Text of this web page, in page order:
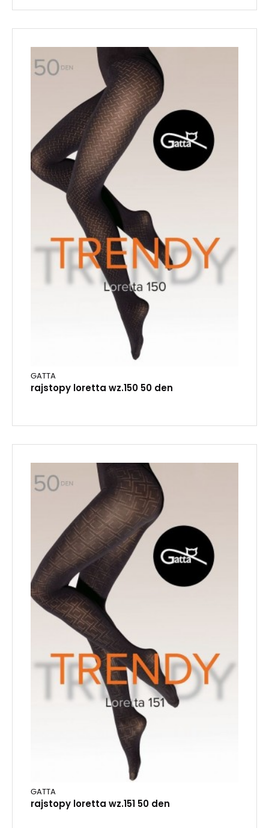
GATTA
rajstopy loretta wz.150 50 den
GATTA
rajstopy loretta wz.151 50 den